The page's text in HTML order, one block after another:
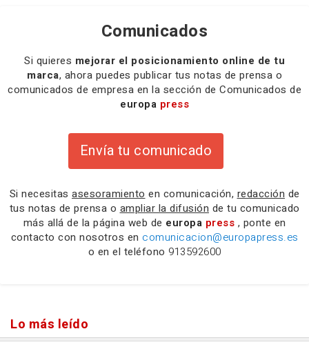
Comunicados
Si quieres mejorar el posicionamiento online de tu
marca, ahora puedes publicar tus notas de prensa o
comunicados de empresa en la sección de Comunicados de
europa press
Envía tu comunicado
Si necesitas asesoramiento en comunicación, redacción de
tus notas de prensa o ampliar la difusión de tu comunicado
más allá de la página web de europa press , ponte en
contacto con nosotros en comunicacion@europapress.es
o en el teléfono 913592600
Lo más leído